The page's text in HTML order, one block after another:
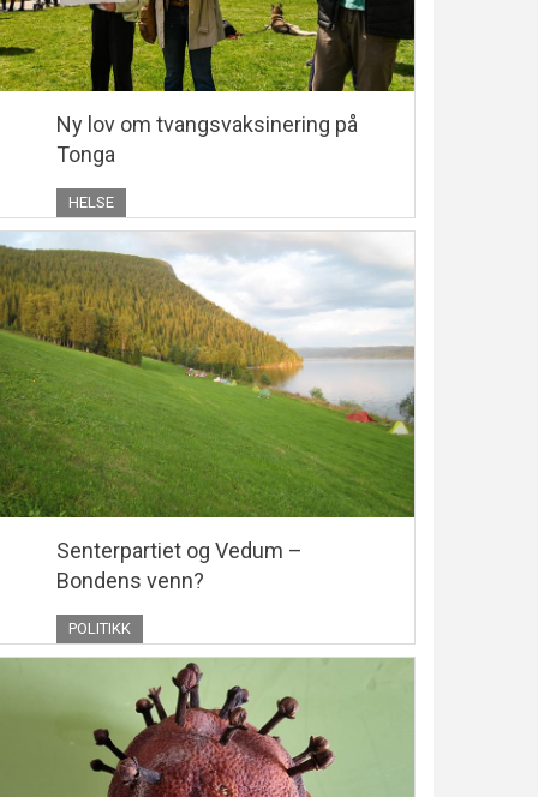
Ny lov om tvangsvaksinering på
Tonga
HELSE
Senterpartiet og Vedum –
Bondens venn?
POLITIKK